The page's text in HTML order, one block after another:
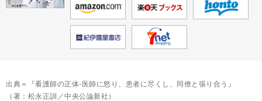
出典＝『看護師の正体-医師に怒り、患者に尽くし、同僚と張り合う』
（著：松永正訓／中央公論新社）